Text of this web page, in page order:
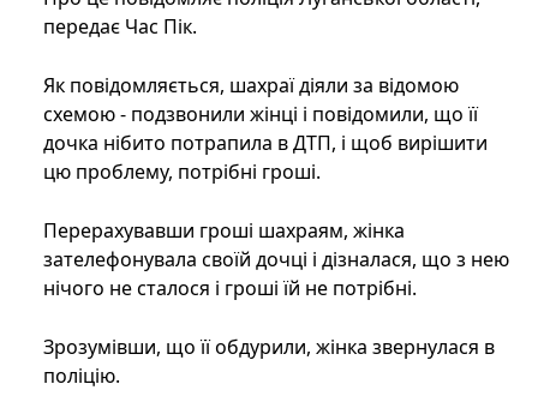
передає Час Пік.
Як повідомляється, шахраї діяли за відомою
схемою - подзвонили жінці і повідомили, що її
дочка нібито потрапила в ДТП, і щоб вирішити
цю проблему, потрібні гроші.
Перерахувавши гроші шахраям, жінка
зателефонувала своїй дочці і дізналася, що з нею
нічого не сталося і гроші їй не потрібні.
Зрозумівши, що її обдурили, жінка звернулася в
поліцію.